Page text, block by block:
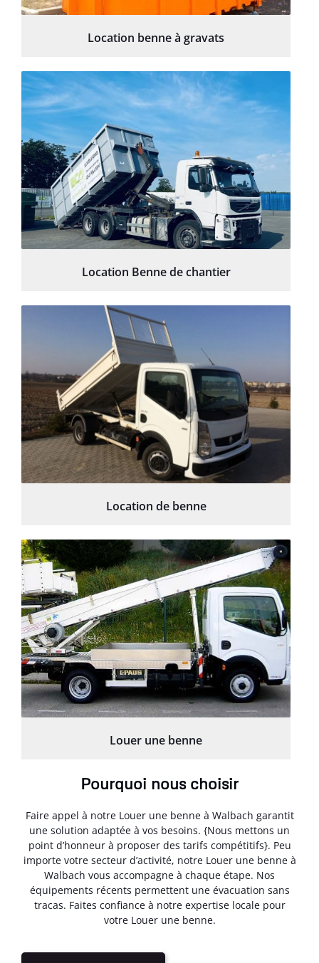
Location benne à gravats
Location Benne de chantier
Location de benne
Louer une benne
Pourquoi nous choisir
Faire appel à notre Louer une benne à Walbach garantit
une solution adaptée à vos besoins. {Nous mettons un
point d’honneur à proposer des tarifs compétitifs}. Peu
importe votre secteur d’activité, notre Louer une benne à
Walbach vous accompagne à chaque étape. Nos
équipements récents permettent une évacuation sans
tracas. Faites confiance à notre expertise locale pour
votre Louer une benne.